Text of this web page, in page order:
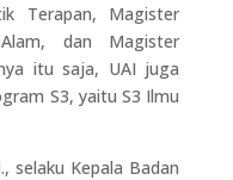
Terapan, Magister
dan Magister
itu saja, UAI juga
S3, yaitu S3 Ilmu
selaku Kepala Badan